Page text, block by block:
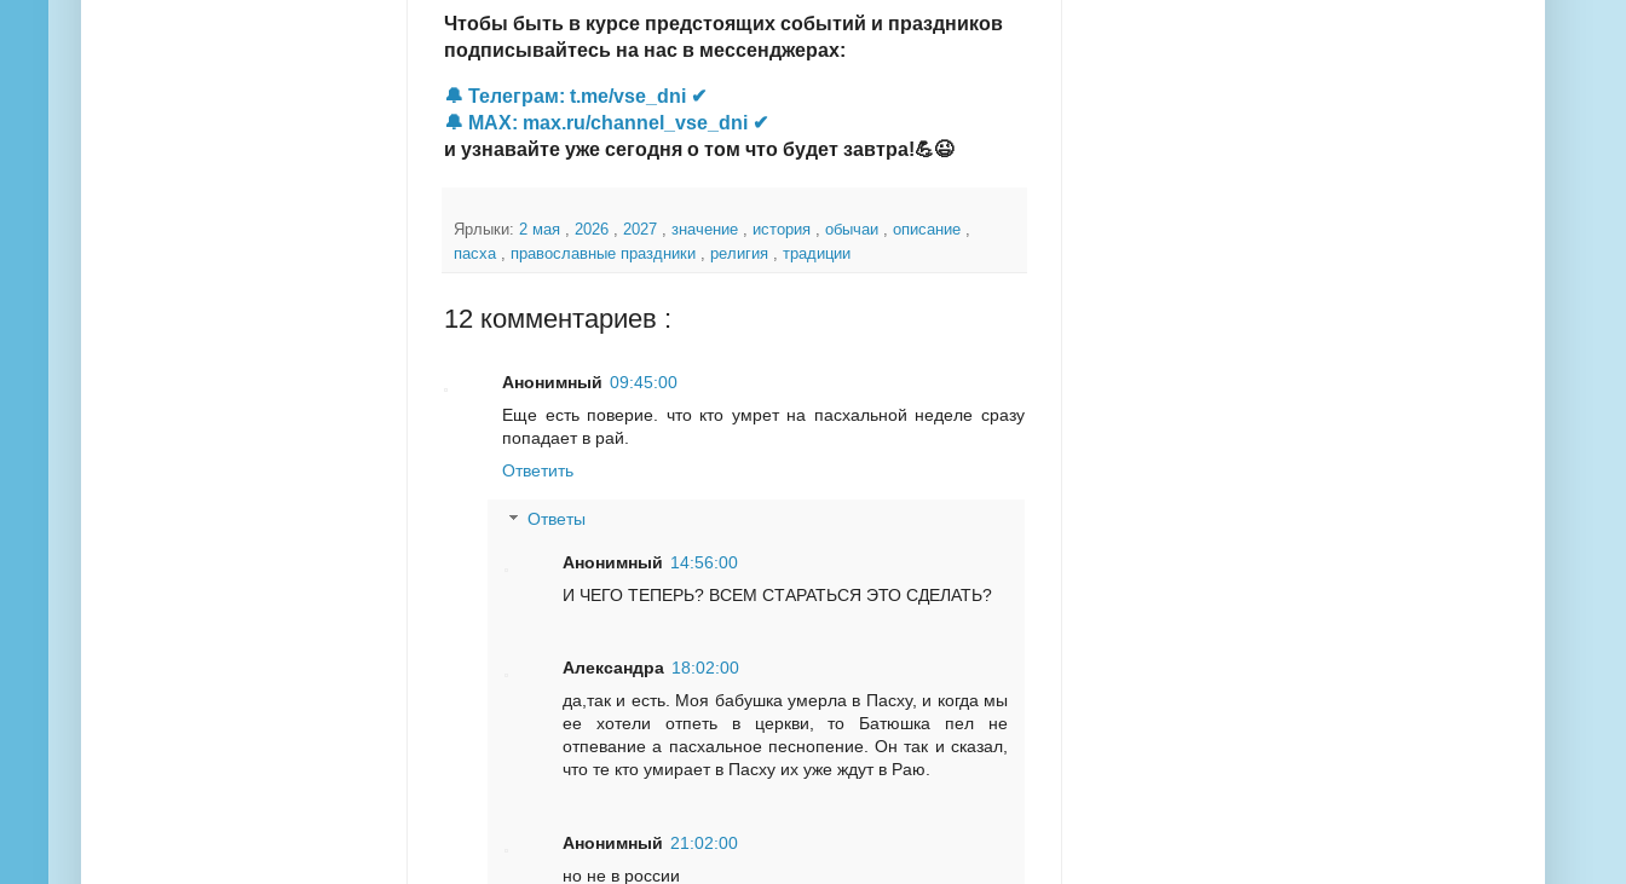
Чтобы быть в курсе предстоящих событий и праздников
подписывайтесь на нас в мессенджерах:
🔔 Телеграм: t.me/vse_dni ✔
🔔 MAX: max.ru/channel_vse_dni ✔
и узнавайте уже сегодня о том что будет завтра!💪😉
Ярлыки: 2 мая , 2026 , 2027 , значение , история , обычаи , описание ,
пасха , православные праздники , религия , традиции
12 комментариев :
Анонимный 09:45:00
Еще есть поверие. что кто умрет на пасхальной неделе сразу
попадает в рай.
Ответить
Ответы
Анонимный 14:56:00
И ЧЕГО ТЕПЕРЬ? ВСЕМ СТАРАТЬСЯ ЭТО СДЕЛАТЬ?
Александра 18:02:00
да,так и есть. Моя бабушка умерла в Пасху, и когда мы
ее хотели отпеть в церкви, то Батюшка пел не
отпевание а пасхальное песнопение. Он так и сказал,
что те кто умирает в Пасху их уже ждут в Раю.
Анонимный 21:02:00
но не в россии